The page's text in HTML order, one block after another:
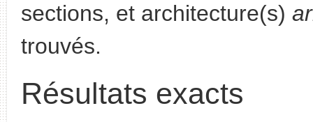
sections, et architecture(s)
trouvés.
Résultats exacts